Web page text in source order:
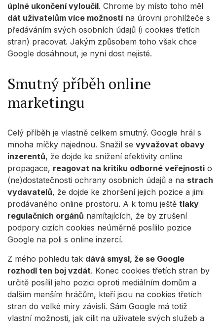
úplné ukončení vyloučil. Chrome by místo toho měl
dát uživatelům více možnostína úrovni prohlížeče s
předáváním svých osobních údajů (i cookies třetích
stran) pracovat. Jakým způsobem toho však chce
Google dosáhnout, je nyní dost nejisté.
Smutný příběh online
marketingu
Celý příběh je vlastně celkem smutný. Google hrál s
mnoha míčky najednou. Snažil se vyvažovat obavy
inzerentů, že dojde ke snížení efektivity online
propagace, reagovat na kritiku odborné veřejnosti o
(ne)dostatečnosti ochrany osobních údajů a na strach
vydavatelů, že dojde ke zhoršení jejich pozice a jimi
prodávaného online prostoru. A k tomu ještě tlaky
regulačních orgánů namítajících, že by zrušení
podpory cizích cookies neúměrně posílilo pozice
Google na poli s online inzercí.
Z mého pohledu tak dává smysl, že se Google
rozhodl ten boj vzdát. Konec cookies třetích stran by
určitě posílil jeho pozici oproti mediálním domům a
dalším menším hráčům, kteří jsou na cookies třetích
stran do velké míry závislí. Sám Google má totiž
vlastní možnosti, jak cílit na uživatele svých služeb a